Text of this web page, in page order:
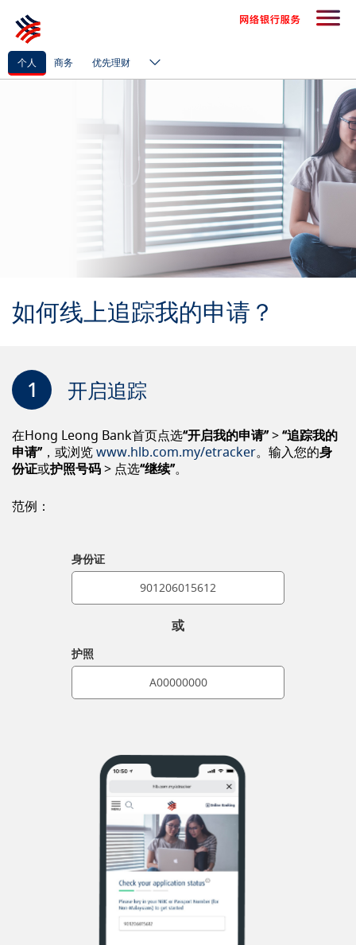
个人 商务 优先理财
如何线上追踪我的申请？
1 开启追踪
在Hong Leong Bank首页点选“开启我的申请”>“追踪我的
申请”，或浏览www.hlb.com.my/etracker。输入您的身
份证或护照号码> 点选“继续”。
范例：
身份证
或
护照